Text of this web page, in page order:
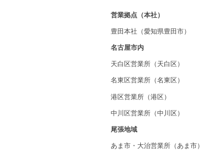
営業拠点（本社）
豊田本社（愛知県豊田市）
名古屋市内
天白区営業所（天白区）
名東区営業所（名東区）
港区営業所（港区）
中川区営業所（中川区）
尾張地域
あま市・大治営業所（あま市）